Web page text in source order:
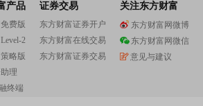
产品
费版
2
略版
理
终端
证券交易
东方财富证券开户
东方财富在线交易
东方财富证券交易
关注东方财富
东方财富网微博
东方财富网微信
意见与建议